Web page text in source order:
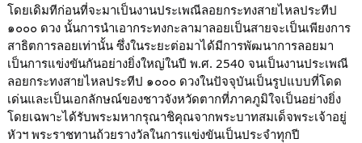
โดยเดิมทีก่อนที่จะมาเป็นงานประเพณีลอยกระทงสายไหลประทีป
๑๐๐๐ ดวง นั้นการนำเอากระทงกะลามาลอยเป็นสายจะเป็นเพียงการ
สาธิตการลอยเท่านั้น ซึ่งในระยะต่อมาได้มีการพัฒนาการลอยมา
เป็นการแข่งขันกันอย่างยิ่งใหญ่ในปี พ.ศ. 2540 จนเป็นงานประเพณี
ลอยกระทงสายไหลประทีป ๑๐๐๐ ดวงในปัจจุบันเป็นรูปแบบที่โดด
เด่นและเป็นเอกลักษณ์ของชาวจังหวัดตากที่ภาคภูมิใจเป็นอย่างยิ่ง
โดยเฉพาะได้รับพระมหากรุณาชิคุณจากพระบาทสมเด็จพระเจ้าอยู่
หัวฯ พระราชทานถ้วยรางวัลในการแข่งขันเป็นประจำทุกปี